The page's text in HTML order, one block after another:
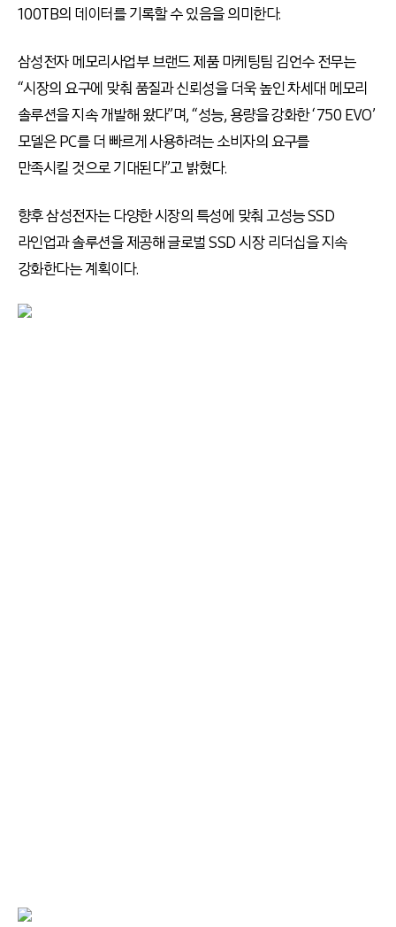
100TB의 데이터를 기록할 수 있음을 의미한다.
삼성전자 메모리사업부 브랜드 제품 마케팅팀 김언수 전무는
“시장의 요구에 맞춰 품질과 신뢰성을 더욱 높인 차세대 메모리
솔루션을 지속 개발해 왔다”며, “성능, 용량을 강화한 ‘750 EVO’
모델은 PC를 더 빠르게 사용하려는 소비자의 요구를
만족시킬 것으로 기대된다”고 밝혔다.
향후 삼성전자는 다양한 시장의 특성에 맞춰 고성능 SSD
라인업과 솔루션을 제공해 글로벌 SSD 시장 리더십을 지속
강화한다는 계획이다.